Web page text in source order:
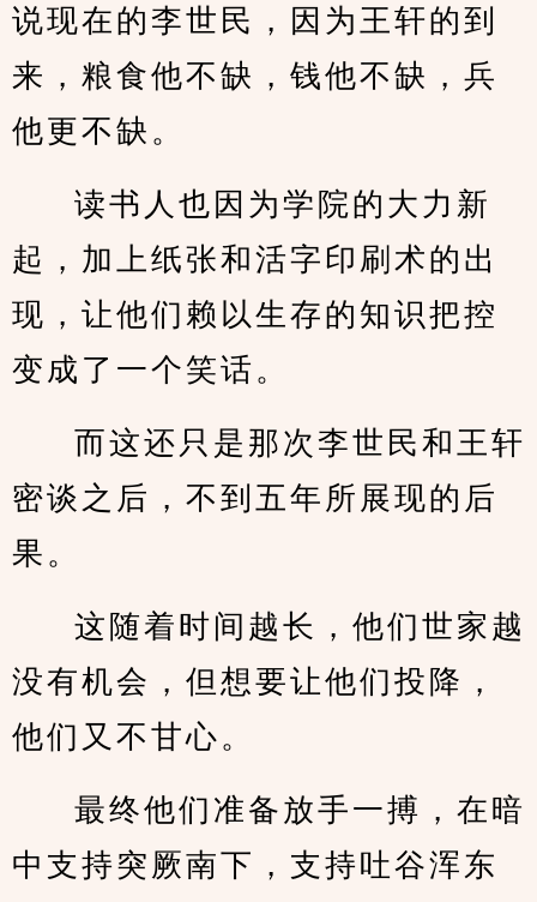
说现在的李世民，因为王轩的到
来，粮食他不缺，钱他不缺，兵
他更不缺。
读书人也因为学院的大力新
起，加上纸张和活字印刷术的出
现，让他们赖以生存的知识把控
变成了一个笑话。
而这还只是那次李世民和王轩
密谈之后，不到五年所展现的后
果。
这随着时间越长，他们世家越
没有机会，但想要让他们投降，
他们又不甘心。
最终他们准备放手一搏，在暗
中支持突厥南下，支持吐谷浑东